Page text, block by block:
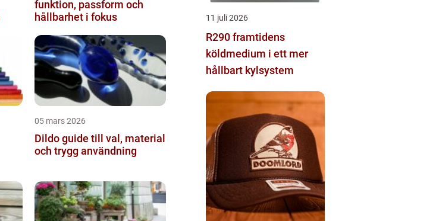
funktion, passform och
hållbarhet i fokus
05 mars 2026
Dildo guide till val, material
och trygg användning
11 juli 2026
R290 framtidens
köldmedium i ett mer
hållbart kylsystem